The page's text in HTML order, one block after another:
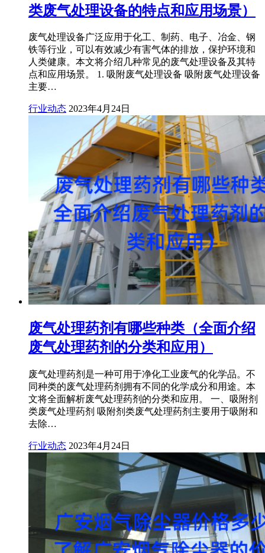
类废气处理设备的特点和应用场景）
废气处理设备广泛应用于化工、制药、电子、冶金、钢
铁等行业，可以有效减少有害气体的排放，保护环境和
人类健康。本文将介绍几种常见的废气处理设备及其特
点和应用场景。 1. 吸附废气处理设备 吸附废气处理设备
主要…
行业动态 2023年4月24日
废气处理药剂有哪些种类（全面介绍
废气处理药剂的分类和应用）
废气处理药剂是一种可用于净化工业废气的化学品。不
同种类的废气处理药剂拥有不同的化学成分和用途。本
文将全面解析废气处理药剂的分类和应用。 一、吸附剂
类废气处理药剂 吸附剂类废气处理药剂主要用于吸附和
去除…
行业动态 2023年4月24日